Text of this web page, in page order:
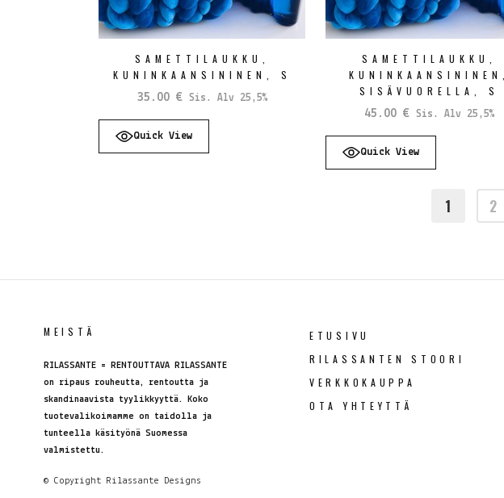
SAMETTILAUKKU,
KUNINKAANSININEN, S
35.00 € Sis. Alv 25,5%
Quick View
SAMETTILAUKKU,
KUNINKAANSININEN,
SISÄVUORELLA, S
45.00 € Sis. Alv 25,5%
Quick View
1 2
MEISTÄ
RILASSANTE = RENTOUTTAVA RILASSANTE
on ripaus rouheutta, rentoutta ja
skandinaavista tyylikkyyttä. Koko
tuotevalikoimamme on taidolla ja
tunteella käsityönä Suomessa
valmistettu.
© Copyright Rilassante Designs
ETUSIVU
RILASSANTEN STOORI
VERKKOKAUPPA
OTA YHTEYTTÄ